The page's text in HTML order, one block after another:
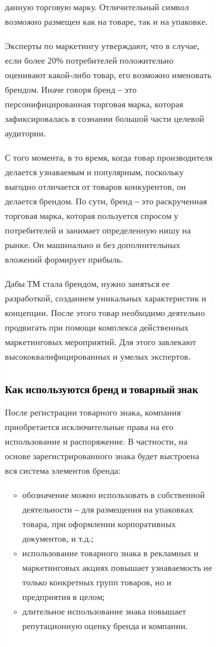
данную торговую марку. Отличительный символ
возможно размещен как на товаре, так и на упаковке.
Эксперты по маркетингу утверждают, что в случае,
если более 20% потребителей положительно
оценивают какой-либо товар, его возможно именовать
брендом. Иначе говоря бренд – это
персонифицированная торговая марка, которая
зафиксировалась в сознании большой части целевой
аудитории.
С того момента, в то время, когда товар производителя
делается узнаваемым и популярным, поскольку
выгодно отличается от товаров конкурентов, он
делается брендом. По сути, бренд – это раскрученная
торговая марка, которая пользуется спросом у
потребителей и занимает определенную нишу на
рынке. Он машинально и без дополнительных
вложений формирует прибыль.
Дабы ТМ стала брендом, нужно заняться ее
разработкой, созданием уникальных характеристик и
концепции. После этого товар необходимо деятельно
продвигать при помощи комплекса действенных
маркетинговых мероприятий. Для этого завлекают
высококвалифицированных и умелых экспертов.
Как используются бренд и товарный знак
После регистрации товарного знака, компания
приобретается исключительные права на его
использование и распоряжение. В частности, на
основе зарегистрированного знака будет выстроена
вся система элементов бренда:
обозначение можно использовать в собственной
деятельности – для размещения на упаковках
товара, при оформлении корпоративных
документов, и т.д.;
использование товарного знака в рекламных и
маркетинговых акциях повышает узнаваемость не
только конкретных групп товаров, но и
предприятия в целом;
длительное использование знака повышает
репутационную оценку бренда и компании.